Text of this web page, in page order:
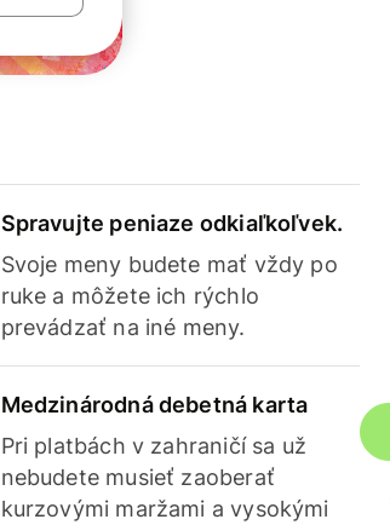
Spravujte peniaze odkiaľkoľvek.
Svoje meny budete mať vždy po
ruke a môžete ich rýchlo
prevádzať na iné meny.
Medzinárodná debetná karta
Pri platbách v zahraničí sa už
nebudete musieť zaoberať
kurzovými maržami a vysokými